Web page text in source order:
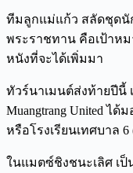
ทีมลูกแม่แก้ว สลัดชุดนั
พระราชทาน คือเป้าห
หนังที่จะได้เพิ่มมา
ทัวร์นาเมนต์ส่งท้ายปีนี้
Muangtrang United
หรือโรงเรียนเทศบาล
ในแมตซ์ชิงชนะเลิศ เ